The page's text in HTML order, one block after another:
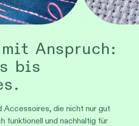
Anspruch:
bis
Accessoires, die nicht nur gut
funktionell und nachhaltig für